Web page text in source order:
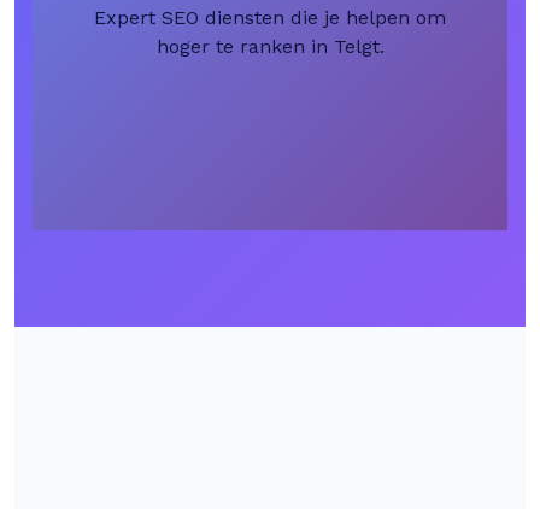
Expert SEO diensten die je helpen om
hoger te ranken in Telgt.